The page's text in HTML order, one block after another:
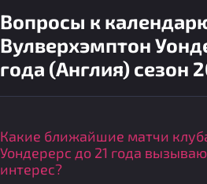
Вопросы к
Вулверхэмптон
года (Англия) сезон
Какие ближайшие матчи
Уондерерс до 21 года
интерес?